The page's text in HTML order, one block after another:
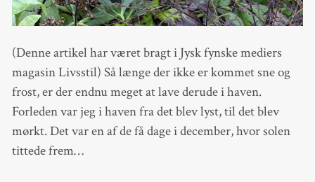
(Denne artikel har været bragt i Jysk fynske mediers
magasin Livsstil) Så længe der ikke er kommet sne og
frost, er der endnu meget at lave derude i haven.
Forleden var jeg i haven fra det blev lyst, til det blev
mørkt. Det var en af de få dage i december, hvor solen
tittede frem…